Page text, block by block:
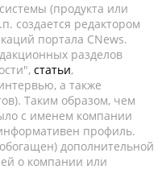
(продукта или
создается редактором
портала CNews.
разделов
статьи,
а также
Таким образом, чем
с именем компании
профиль.
дополнительной
о компании или